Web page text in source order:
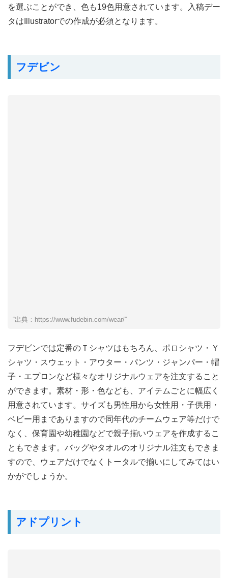
を選ぶことができ、色も19色用意されています。入稿デー
タはIllustratorでの作成が必須となります。
フデビン
“出典：https://www.fudebin.com/wear/”
フデビンでは定番のＴシャツはもちろん、ポロシャツ・Ｙ
シャツ・スウェット・アウター・パンツ・ジャンパー・帽
子・エプロンなど様々なオリジナルウェアを注文すること
ができます。素材・形・色なども、アイテムごとに幅広く
用意されています。サイズも男性用から女性用・子供用・
ベビー用までありますので同年代のチームウェア等だけで
なく、保育園や幼稚園などで親子揃いウェアを作成するこ
ともできます。バッグやタオルのオリジナル注文もできま
すので、ウェアだけでなくトータルで揃いにしてみてはい
かがでしょうか。
アドプリント